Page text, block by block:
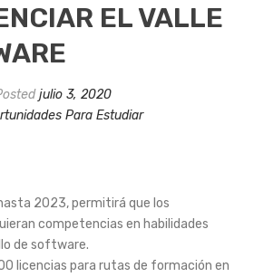
EL VALLE
julio 3, 2020
Para Estudiar
2023, permitirá que los
competencias en habilidades
de software.
licencias para rutas de formación en